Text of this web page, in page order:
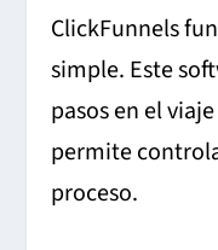
ClickFunnels
simple. Este
pasos en el
permite
proceso.